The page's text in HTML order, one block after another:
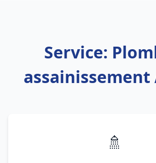
Service:
🚿